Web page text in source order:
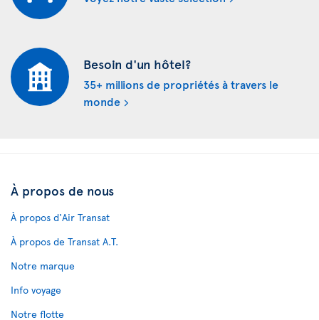
Besoin d'un hôtel?
35+ millions de propriétés à travers le
monde
À propos de nous
À propos d'Air Transat
À propos de Transat A.T.
Notre marque
Info voyage
Notre flotte